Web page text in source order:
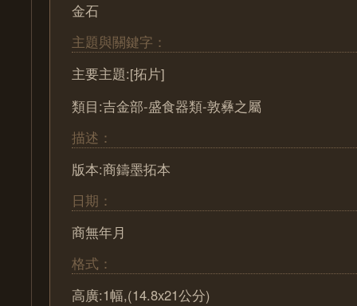
金石
主題與關鍵字：
主要主題:[拓片]
類目:吉金部-盛食器類-敦彝之屬
描述：
版本:商鑄墨拓本
日期：
商無年月
格式：
高廣:1幅,(14.8x21公分)